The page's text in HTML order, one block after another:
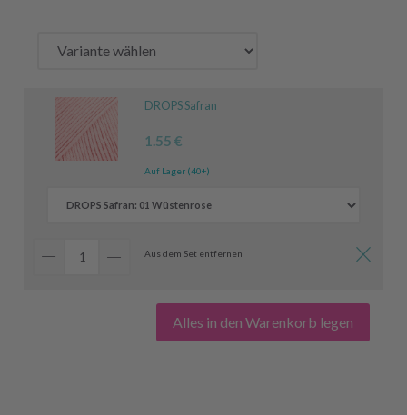
DROPS Safran
1.55 €
Auf Lager (40+)
Aus dem Set entfernen
Alles in den Warenkorb legen